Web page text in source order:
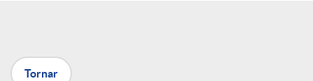
XTornar